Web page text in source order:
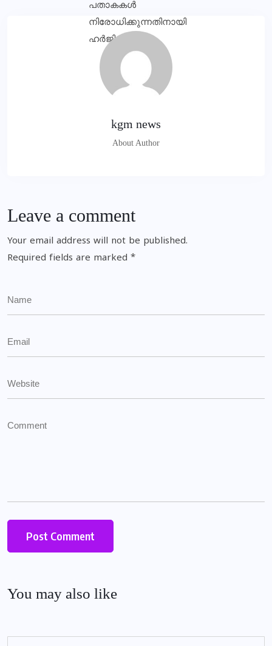
kgm news
About Author
Leave a comment
Your email address will not be published.
Required fields are marked *
You may also like